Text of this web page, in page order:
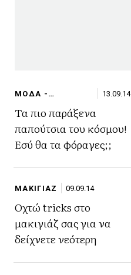
ΜΟΔΑ -
13.09.14
Τα πιο παράξενα
παπούτσια του κόσμου!
Εσύ θα τα φόραγες;;
ΜΑΚΙΓΙΑΖ 09.09.14
Οχτώ tricks στο
μακιγιάζ σας για να
δείχνετε νεότερη